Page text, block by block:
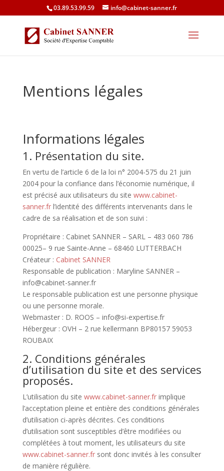
03.89.53.99.59 info@cabinet-sanner.fr
Mentions légales
Informations légales
1. Présentation du site.
En vertu de l’article 6 de la loi n° 2004-575 du 21 juin
2004 pour la confiance dans l’économie numérique, il
est précisé aux utilisateurs du site www.cabinet-
sanner.frl’identité des différents intervenants dans le
cadre de sa réalisation et de son suivi :
Propriétaire : Cabinet SANNER – SARL – 483 060 786
00025– 9 rue Sainte-Anne – 68460 LUTTERBACH
Créateur : Cabinet SANNER
Responsable de publication : Maryline SANNER –
info@cabinet-sanner.fr
Le responsable publication est une personne physique
ou une personne morale.
Webmaster : D. ROOS – info@si-expertise.fr
Hébergeur : OVH – 2 rue kellermann BP80157 59053
ROUBAIX
2. Conditions générales
d’utilisation du site et des services
proposés.
L’utilisation du site www.cabinet-sanner.frimplique
l’acceptation pleine et entière des conditions générales
d’utilisation ci-après décrites. Ces conditions
d’utilisation sont susceptibles d’être modifiées ou
complétées à tout moment, les utilisateurs du site
www.cabinet-sanner.frsont donc invités à les consulter
de manière régulière.